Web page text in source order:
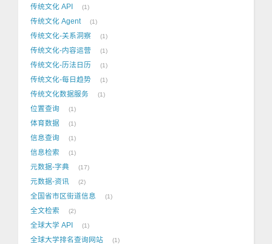
传统文化 API 1
传统文化 Agent 1
传统文化-关系洞察 1
传统文化-内容运营 1
传统文化-历法日历 1
传统文化-每日趋势 1
传统文化数据服务 1
位置查询 1
体育数据 1
信息查询 1
信息检索 1
元数据-字典 17
元数据-资讯 2
全国省市区街道信息 1
全文检索 2
全球大学 API 1
全球大学排名查询网站 1